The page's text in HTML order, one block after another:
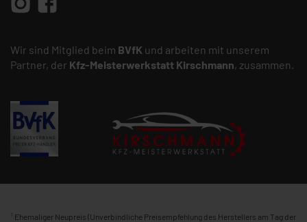
Wir sind Mitglied beim BVfK und arbeiten mit unserem
Partner, der Kfz-Meisterwerkstatt Kirschmann, zusammen.
1 Ehemaliger Neupreis (Unverbindliche Preisempfehlung des Herstellers am Tag der